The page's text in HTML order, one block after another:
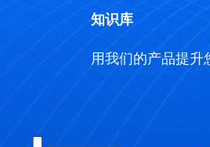
知识库
用我们的产品提升